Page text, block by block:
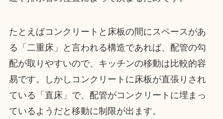
たとえばコンクリートと床板の間にスペースがあ
る「二重床」と言われる構造であれば、配管の勾
配が取りやすいので、キッチンの移動は比較的容
易です。しかしコンクリートに床板が直張りされ
ている「直床」で、配管がコンクリートに埋まっ
ているようだと移動に制限が出ます。